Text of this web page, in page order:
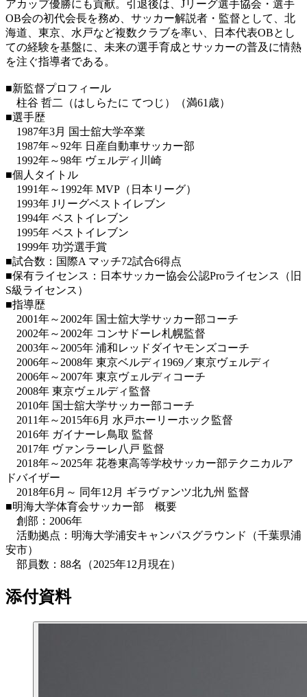
アカップ優勝にも貢献。引退後は、Jリーグ選手協会・選手
OB会の初代会長を務め、サッカー解説者・監督として、北
海道、東京、水戸など複数クラブを率い、日本代表OBとし
ての経験を基盤に、未来の選手育成とサッカーの普及に情熱
を注ぐ指導者である。
■新監督プロフィール
柱谷 哲二（はしらたに てつじ）（満61歳）
■選手歴
1987年3月 国士舘大学卒業
1987年～92年 日産自動車サッカー部
1992年～98年 ヴェルディ川崎
■個人タイトル
1991年～1992年 MVP（日本リーグ）
1993年 Jリーグベストイレブン
1994年 ベストイレブン
1995年 ベストイレブン
1999年 功労選手賞
■試合数：国際A マッチ72試合6得点
■保有ライセンス：日本サッカー協会公認Proライセンス（旧
S級ライセンス）
■指導歴
2001年～2002年 国士舘大学サッカー部コーチ
2002年～2002年 コンサドーレ札幌監督
2003年～2005年 浦和レッドダイヤモンズコーチ
2006年～2008年 東京ベルディ1969／東京ヴェルディ
2006年～2007年 東京ヴェルディコーチ
2008年 東京ヴェルディ監督
2010年 国士舘大学サッカー部コーチ
2011年～2015年6月 水戸ホーリーホック監督
2016年 ガイナーレ鳥取 監督
2017年 ヴァンラーレ八戸 監督
2018年～2025年 花巻東高等学校サッカー部テクニカルア
ドバイザー
2018年6月～ 同年12月 ギラヴァンツ北九州 監督
■明海大学体育会サッカー部 概要
創部：2006年
活動拠点：明海大学浦安キャンパスグラウンド（千葉県浦
安市）
部員数：88名（2025年12月現在）
添付資料